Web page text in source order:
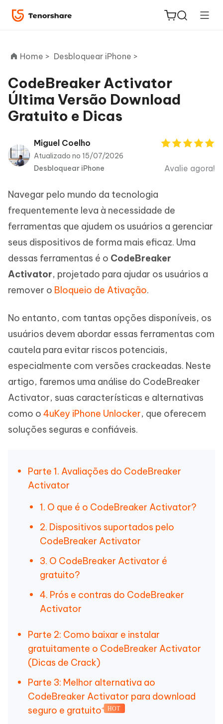
ReiBoot
for iOS
PDNob
PDF
Editor
Novo
iAnyGo
Home > Desbloquear iPhone >
CodeBreaker Activator
Última Versão Download
Gratuito e Dicas
Miguel Coelho
Atualizado no 15/07/2026
Desbloquear iPhone
Avalie agora!
Navegar pelo mundo da tecnologia
frequentemente leva à necessidade de
ferramentas que ajudem os usuários a gerenciar
seus dispositivos de forma mais eficaz. Uma
dessas ferramentas é o CodeBreaker
Activator, projetado para ajudar os usuários a
remover o Bloqueio de Ativação.
No entanto, com tantas opções disponíveis, os
usuários devem abordar essas ferramentas com
cautela para evitar riscos potenciais,
especialmente com versões crackeadas. Neste
artigo, faremos uma análise do CodeBreaker
Activator, suas características e alternativas
como o 4uKey iPhone Unlocker, que oferecem
soluções seguras e confiáveis.
Parte 1. Avaliações do CodeBreaker
Activator
1. O que é o CodeBreaker Activator?
2. Dispositivos suportados pelo
CodeBreaker Activator
3. O CodeBreaker Activator é
gratuito?
4. Prós e contras do CodeBreaker
Activator
Parte 2: Como baixar e instalar
gratuitamente o CodeBreaker Activator
(Dicas de Crack)
Parte 3: Melhor alternativa ao
CodeBreaker Activator para download
seguro e gratuito
HOT